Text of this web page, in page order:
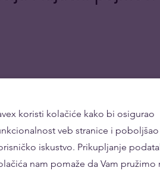
koristi kolačiće kako bi osigurao
veb stranice i poboljšao
iskustvo. Prikupljanje
nam pomaže da Vam pružimo